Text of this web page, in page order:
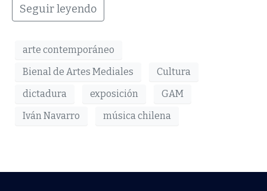
Seguir leyendo
arte contemporáneo
Bienal de Artes Mediales
Cultura
dictadura
exposición
GAM
Iván Navarro
música chilena